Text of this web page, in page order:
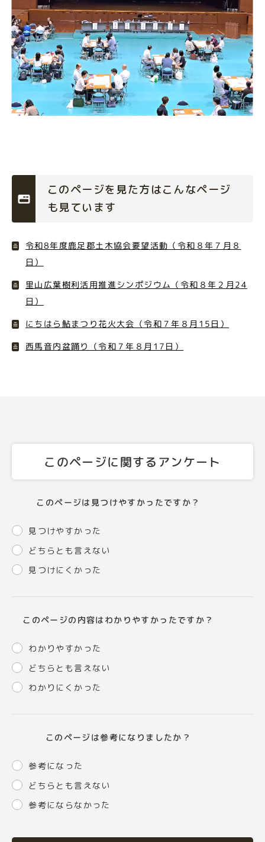
このページを見た方はこんなページ
も見ています
令和8年度鹿足郡土木協会要望活動（令和８年７月８
日）
里山広葉樹利活用推進シンポジウム（令和８年２月24
日）
にちはら鮎まつり花火大会（令和７年８月15日）
西馬音内盆踊り（令和７年８月17日）
このページに関するアンケート
このページは見つけやすかったですか？
見つけやすかった
どちらとも言えない
見つけにくかった
このページの内容はわかりやすかったですか？
わかりやすかった
どちらとも言えない
わかりにくかった
このページは参考になりましたか？
参考になった
どちらとも言えない
参考にならなかった